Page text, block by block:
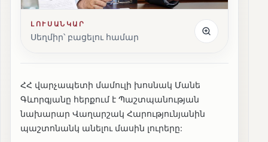
ԼՈՒՍԱՆԿԱՐ
Սեղմիր՝ բացելու համար
ՀՀ վարչապետի մամուլի խոսնակ Մանե
Գևորգյանը հերքում է Պաշտպանության
նախարար Վաղարշակ Հարությունյանին
պաշտոնանկ անելու մասին լուրերը: